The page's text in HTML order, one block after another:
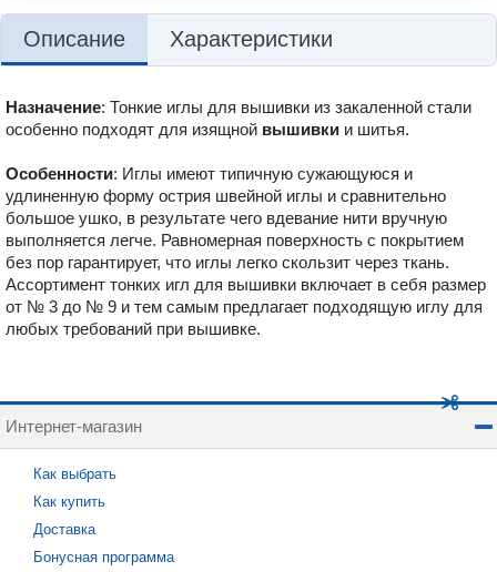
Описание Характеристики
Назначение: Тонкие иглы для вышивки из закаленной стали
особенно подходят для изящной вышивки и шитья.
Особенности: Иглы имеют типичную сужающуюся и
удлиненную форму острия швейной иглы и сравнительно
большое ушко, в результате чего вдевание нити вручную
выполняется легче. Равномерная поверхность с покрытием
без пор гарантирует, что иглы легко скользит через ткань.
Ассортимент тонких игл для вышивки включает в себя размер
от № 3 до № 9 и тем самым предлагает подходящую иглу для
любых требований при вышивке.
Интернет-магазин
Как выбрать
Как купить
Доставка
Бонусная программа